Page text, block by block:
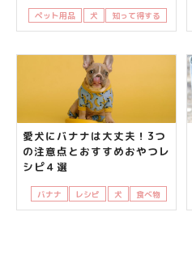
ペット用品 犬 知って得する
愛犬にバナナは大丈夫！3つ
の注意点とおすすめおやつレ
シピ４選
バナナ レシピ 犬 食べ物